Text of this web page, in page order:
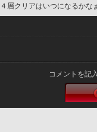
４層クリアはいつになるかな
コメントを記